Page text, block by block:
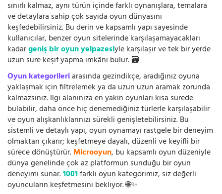
sınırlı kalmaz, aynı türün içinde farklı oynanışlara, temalara
ve detaylara sahip çok sayıda oyun dünyasını
keşfedebilirsiniz. Bu derin ve kapsamlı yapı sayesinde
kullanıcılar, benzer oyun sitelerinde karşılaşamayacakları
kadargeniş bir oyun yelpazesiyle karşılaşır ve tek bir yerde
uzun süre keşif yapma imkânı bulur. 🗃️
Oyun kategorileriarasında gezindikçe, aradığınız oyuna
yaklaşmak için filtrelemek ya da uzun uzun aramak zorunda
kalmazsınız. İlgi alanınıza en yakın oyunları kısa sürede
bulabilir, daha önce hiç denemediğiniz türlerle karşılaşabilir
ve oyun alışkanlıklarınızı sürekli genişletebilirsiniz. Bu
sistemli ve detaylı yapı, oyun oynamayı rastgele bir deneyim
olmaktan çıkarır; keşfetmeye dayalı, düzenli ve keyifli bir
sürece dönüştürür.Microoyun, bu kapsamlı oyun düzeniyle
dünya genelinde çok az platformun sunduğu bir oyun
deneyimi sunar.1001farklı oyun kategorimiz, siz değerli
oyuncuların keşfetmesini bekliyor. 🌐✨